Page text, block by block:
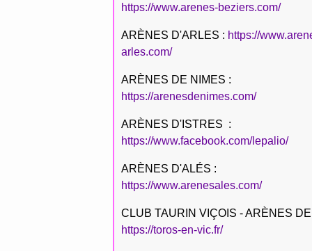
https://www.arenes-beziers.com/
ARÈNES D'ARLES : https://
arles.com/
ARÈNES DE NIMES :
https://arenesdenimes.com/
ARÈNES D'ISTRES :
https://www.facebook.com/lepalio/
ARÈNES D'ALÉS :
https://www.arenesales.com/
CLUB TAURIN VIÇOIS - ARÈNES
https://toros-en-vic.fr/